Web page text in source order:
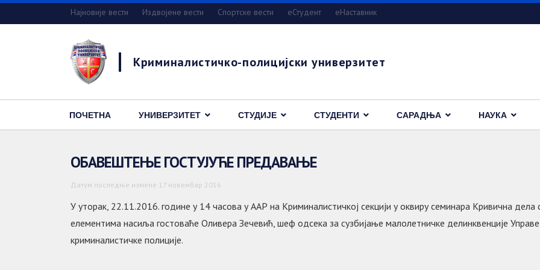
Најновије вести Издвојене вести Спортске вести eСтудент еНаставник
Криминалистичко-полицијски универзитет
ПОЧЕТНА УНИВЕРЗИТЕТ СТУДИЈЕ СТУДЕНТИ САРАДЊА НАУКА
OБАВЕШТЕЊЕ ГОСТУЈУЋЕ ПРЕДАВАЊЕ
Датум последње измене 17 новембар 2016
У уторак, 22.11.2016. године у 14 часова у ААР на Криминалистичкој секцији у оквиру семинара Кривична дела
елементима насиља гостоваће Оливера Зечевић, шеф одсека за сузбијање малолетничке делинквенције Управе
криминалистичке полиције.